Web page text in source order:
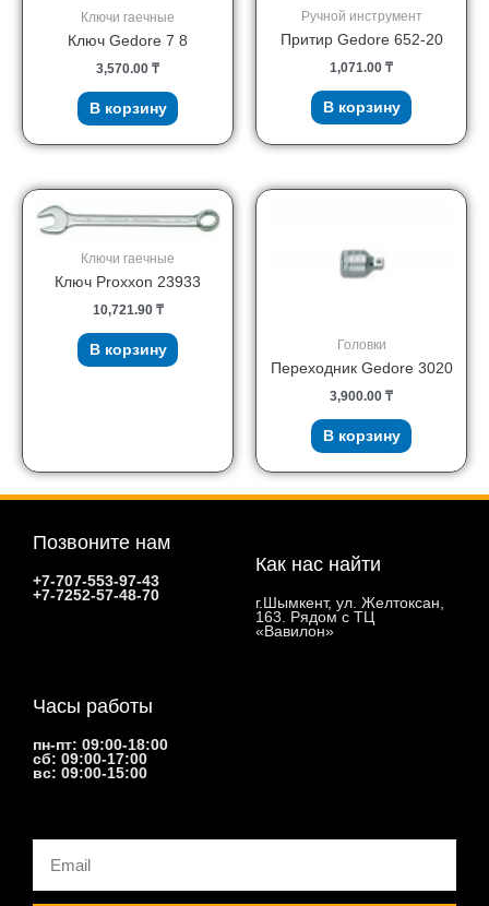
Ключи гаечные
Ключ Gedore 7 8
3,570.00 ₸
В корзину
Ручной инструмент
Притир Gedore 652-20
1,071.00 ₸
В корзину
Ключи гаечные
Ключ Proxxon 23933
10,721.90 ₸
В корзину Головки
Переходник Gedore 3020
3,900.00 ₸
В корзину
Позвоните нам
+7-707-553-97-43
+7-7252-57-48-70
Как нас найти
г.Шымкент, ул. Желтоксан,
163. Рядом с ТЦ
«Вавилон»
Часы работы
пн-пт: 09:00-18:00
сб: 09:00-17:00
вс: 09:00-15:00
Email